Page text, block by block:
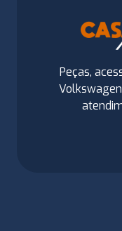
Peças,